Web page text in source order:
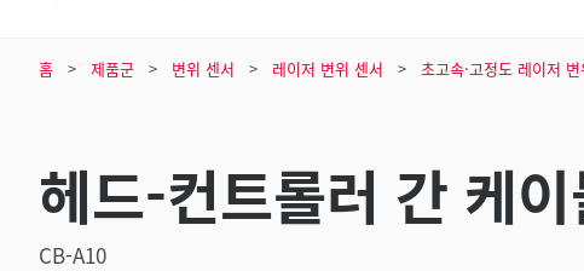
홈 제품군 변위 센서 레이저 변위 센서 초고속·고정도 레이저
헤드-컨트롤러 간 케
CB-A10